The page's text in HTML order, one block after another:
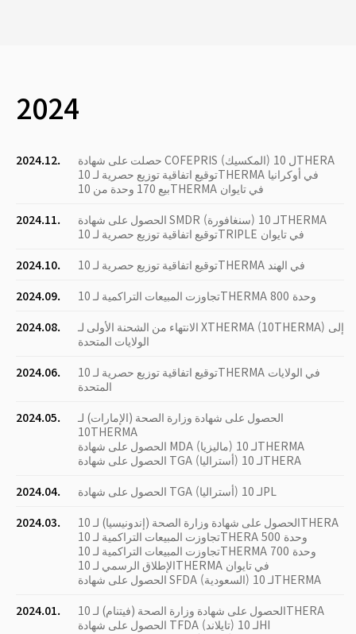
2024
2024.12.
حصلت على شهادة COFEPRIS (المكسيك) ل 10THERA
توقيع اتفاقية توزيع حصرية لـ 10THERMA في أوكرانيا
بيع 170 وحدة من 10THERMA في تايوان
2024.11.
الحصول على شهادة SMDR (سنغافورة) لـ 10THERMA
توقيع اتفاقية توزيع حصرية لـ 10TRIPLE في تايوان
2024.10.
توقيع اتفاقية توزيع حصرية لـ 10THERMA في الهند
2024.09.
تجاوزت المبيعات التراكمية لـ 10THERMA 800 وحدة
2024.08.
الانتهاء من الشحنة الأولى لـ XTHERMA (10THERMA) إلى
الولايات المتحدة
2024.06.
توقيع اتفاقية توزيع حصرية لـ 10THERMA في الولايات
المتحدة
2024.05.
الحصول على شهادة وزارة الصحة (الإمارات) لـ
10THERMA
الحصول على شهادة MDA (ماليزيا) لـ 10THERMA
الحصول على شهادة TGA (أستراليا) لـ 10THERA
2024.04.
الحصول على شهادة TGA (أستراليا) لـ 10PL
2024.03.
الحصول على شهادة وزارة الصحة (إندونيسيا) لـ 10THERA
تجاوزت المبيعات التراكمية لـ 10THERA 500 وحدة
تجاوزت المبيعات التراكمية لـ 10THERMA 700 وحدة
الإطلاق الرسمي لـ 10THERMA في تايوان
الحصول على شهادة SFDA (السعودية) لـ 10THERMA
2024.01.
الحصول على شهادة وزارة الصحة (فيتنام) لـ 10THERA
الحصول على شهادة TFDA (تايلاند) لـ 10HI